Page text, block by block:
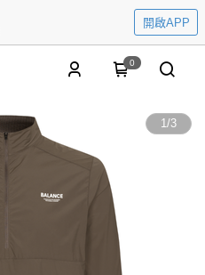
開啟APP
0
1/3